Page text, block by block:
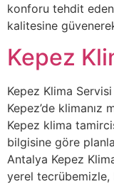
konforu tehdit eden
kalitesine
Kepez
Kepez Klima
Kepez’de klimanız
Kepez klima
bilgisine göre
Antalya Kepez
yerel tecrübemizle,